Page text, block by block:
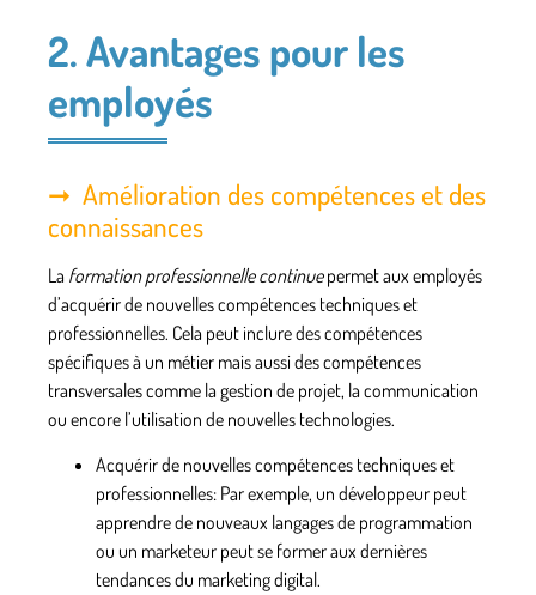
2. Avantages pour les
employés
Amélioration des compétences et des
connaissances
La formation professionnelle continuepermet aux employés
d’acquérir de nouvelles compétences techniques et
professionnelles. Cela peut inclure des compétences
spécifiques à un métier mais aussi des compétences
transversales comme la gestion de projet, la communication
ou encore l’utilisation de nouvelles technologies.
Acquérir de nouvelles compétences techniques et
professionnelles: Par exemple, un développeur peut
apprendre de nouveaux langages de programmation
ou un marketeur peut se former aux dernières
tendances du marketing digital.